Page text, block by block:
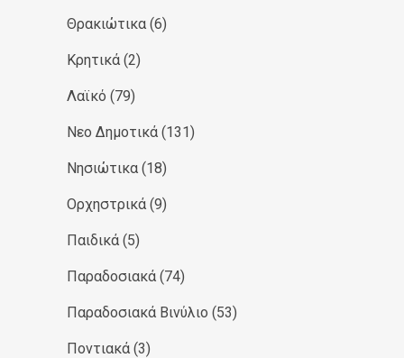
Θρακιώτικα (6)
Κρητικά (2)
Λαϊκό (79)
Νεο Δημοτικά (131)
Νησιώτικα (18)
Ορχηστρικά (9)
Παιδικά (5)
Παραδοσιακά (74)
Παραδοσιακά Βινύλιο (53)
Ποντιακά (3)